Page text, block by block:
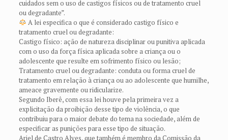
cuidados sem o uso de castigos físicos ou de tratamento cruel
ou degradante”.
A lei especifica o que é considerado castigo físico e
tratamento cruel ou degradante:
Castigo físico: ação de natureza disciplinar ou punitiva aplicada
com o uso da força física aplicada sobre a criança ou o
adolescente que resulte em sofrimento físico ou lesão;
Tratamento cruel ou degradante: conduta ou forma cruel de
tratamento em relação à criança ou ao adolescente que humilhe,
ameace gravemente ou ridicularize.
Segundo Iberê, com essa lei houve pela primeira vez a
explicitação da proibição desse tipo de violência, o que
contribuiu para o maior debate do tema na sociedade, além de
especificar as punições para esse tipo de situação.
Ariel de Castro Alves, que também é membro da Comissão da